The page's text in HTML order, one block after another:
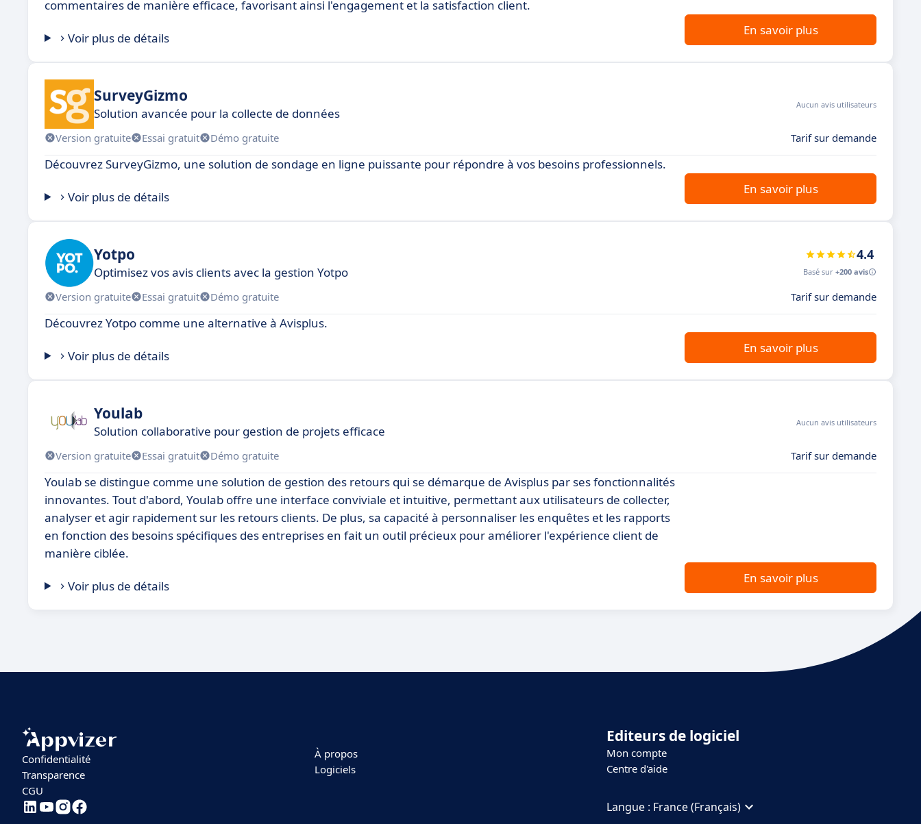
commentaires de manière efficace, favorisant ainsi l'engagement et la satisfaction client.
Voir plus de détails
En savoir plus
SurveyGizmo
Solution avancée pour la collecte de données
Aucun avis utilisateurs
Version gratuite Essai gratuit Démo gratuite Tarif sur demande
Découvrez SurveyGizmo, une solution de sondage en ligne puissante pour répondre à vos besoins professionnels.
Voir plus de détails
En savoir plus
Yotpo
Optimisez vos avis clients avec la gestion Yotpo
4.4
Basé sur +200 avis
Version gratuite Essai gratuit Démo gratuite Tarif sur demande
Découvrez Yotpo comme une alternative à Avisplus.
Voir plus de détails
En savoir plus
Youlab
Solution collaborative pour gestion de projets efficace
Aucun avis utilisateurs
Version gratuite Essai gratuit Démo gratuite Tarif sur demande
Youlab se distingue comme une solution de gestion des retours qui se démarque de Avisplus par ses fonctionnalités
innovantes. Tout d'abord, Youlab offre une interface conviviale et intuitive, permettant aux utilisateurs de collecter,
analyser et agir rapidement sur les retours clients. De plus, sa capacité à personnaliser les enquêtes et les rapports
en fonction des besoins spécifiques des entreprises en fait un outil précieux pour améliorer l'expérience client de
manière ciblée.
Voir plus de détails
En savoir plus
Confidentialité
Transparence
CGU
À propos
Logiciels
Editeurs de logiciel
Mon compte
Centre d'aide
Langue : France (Français)